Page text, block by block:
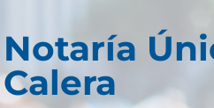
Notaría
Calera